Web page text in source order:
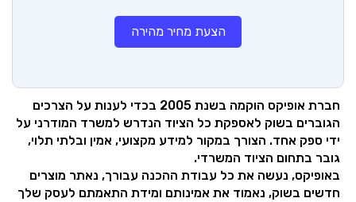
הצעת מחיר מהירה
חברת אופיקס הוקמה בשנת 2005 בכדי לענות על הצרכים
הגוברים בשוק לאספקת כל הציוד הנדרש למשרד המודרני על
ידי ספק אחד. הצורך במקור למידע מקצועי, אמין ובלתי תלוי,
גובר בתחום הציוד המשרדי.
באופיקס, נעשה את כל עבודת ההכנה עבורך, נאתר מוצרים
חדשים בשוק, נאמוד את אמינותם ומידת התאמתם לעסק שלך